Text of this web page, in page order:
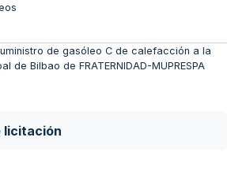
de gasóleo C de calefacción a la
de Bilbao de FRATERNIDAD-MUPRESPA
licitación